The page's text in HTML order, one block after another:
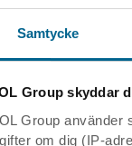
Samtycke
Group skyddar
Group
om dig (IP-
I EPD